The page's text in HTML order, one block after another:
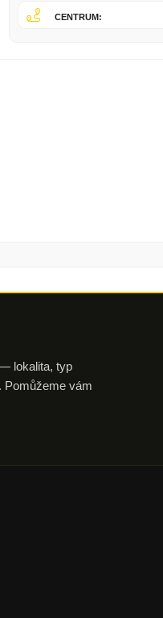
CENTRUM:
lokalita, typ
Pomůžeme vám